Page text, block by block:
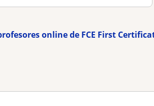
online de FCE First